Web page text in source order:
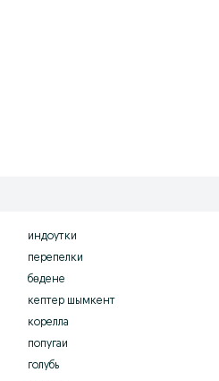
индоутки
перепелки
бөдене
кептер шымкент
корелла
попугаи
голубь